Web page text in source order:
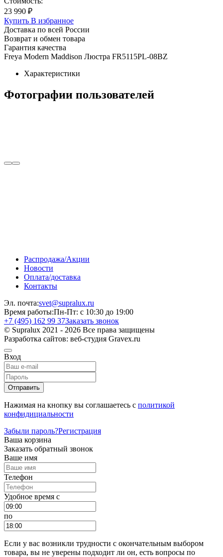
23 990 ₽
Купить В избранное
Доставка по всей России
Возврат и обмен товара
Гарантия качества
Freya Modern Maddison Люстра FR5115PL-08BZ
Характеристики
Фотографии пользователей
Распродажа/Акции
Новости
Оплата/доставка
Контакты
Эл. почта:svet@supralux.ru
Время работы:Пн-Пт: с 10:30 до 19:00
+7 (495) 162 99 37Заказать звонок
© Supralux 2021 - 2026 Все права защищены
Разработка сайтов: веб-студия Gravex.ru
Вход
Отправить
Нажимая на кнопку вы соглашаетесь с политикой
конфидициальности
Забыли пароль?Регистрация
Ваша корзина
Заказать обратный звонок
Ваше имя
Телефон
Удобное время c
по
Если у вас возникли трудности с окончательным выбором
товара, вы не уверены подходит ли он, есть вопросы по